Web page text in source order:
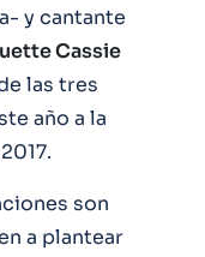
y cantante
Cassie
las tres
año a la
2017.
son
a plantear